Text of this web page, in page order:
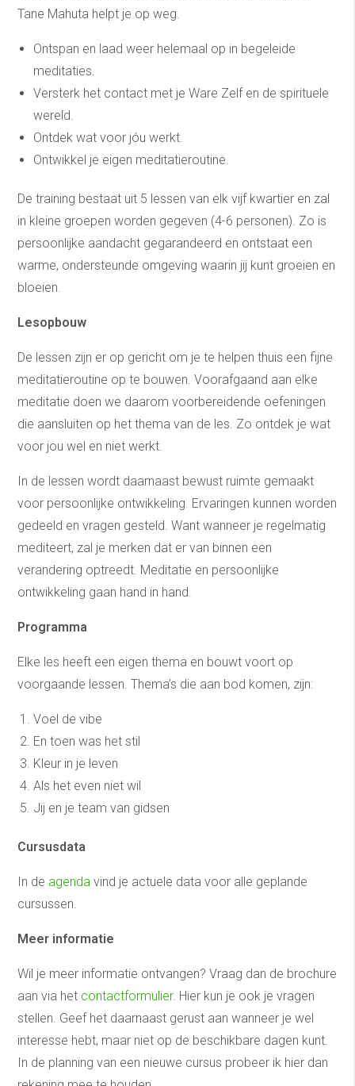
Tane Mahuta helpt je op weg.
Ontspan en laad weer helemaal op in begeleide
meditaties.
Versterk het contact met je Ware Zelf en de spirituele
wereld.
Ontdek wat voor jóu werkt.
Ontwikkel je eigen meditatieroutine.
De training bestaat uit 5 lessen van elk vijf kwartier en zal
in kleine groepen worden gegeven (4-6 personen). Zo is
persoonlijke aandacht gegarandeerd en ontstaat een
warme, ondersteunde omgeving waarin jij kunt groeien en
bloeien.
Lesopbouw
De lessen zijn er op gericht om je te helpen thuis een fijne
meditatieroutine op te bouwen. Voorafgaand aan elke
meditatie doen we daarom voorbereidende oefeningen
die aansluiten op het thema van de les. Zo ontdek je wat
voor jou wel en niet werkt.
In de lessen wordt daarnaast bewust ruimte gemaakt
voor persoonlijke ontwikkeling. Ervaringen kunnen worden
gedeeld en vragen gesteld. Want wanneer je regelmatig
mediteert, zal je merken dat er van binnen een
verandering optreedt. Meditatie en persoonlijke
ontwikkeling gaan hand in hand.
Programma
Elke les heeft een eigen thema en bouwt voort op
voorgaande lessen. Thema’s die aan bod komen, zijn:
Voel de vibe
En toen was het stil
Kleur in je leven
Als het even niet wil
Jij en je team van gidsen
Cursusdata
In de agenda vind je actuele data voor alle geplande
cursussen.
Meer informatie
Wil je meer informatie ontvangen? Vraag dan de brochure
aan via het contactformulier. Hier kun je ook je vragen
stellen. Geef het daarnaast gerust aan wanneer je wel
interesse hebt, maar niet op de beschikbare dagen kunt.
In de planning van een nieuwe cursus probeer ik hier dan